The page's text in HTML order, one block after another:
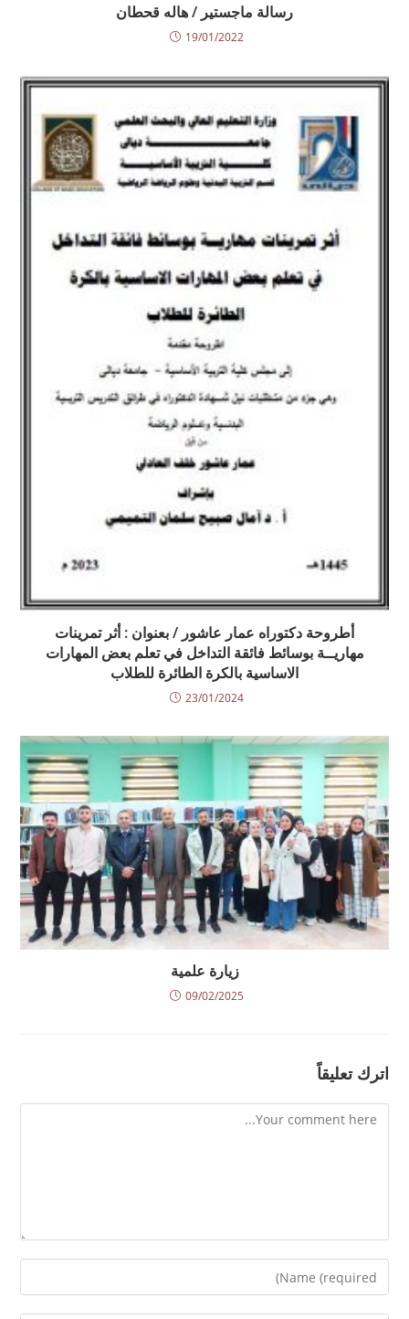
رسالة ماجستير / هاله قحطان
19/01/2022
أطروحة دكتوراه عمار عاشور / بعنوان : أثر تمرينات
مهاريــة بوسائط فائقة التداخل في تعلم بعض المهارات
الاساسية بالكرة الطائرة للطلاب
23/01/2024
زيارة علمية
09/02/2025
اترك تعليقاً